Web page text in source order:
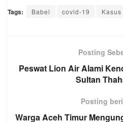
Tags: Babel covid-19
Posting
Peswat Lion Air Alami
Sultan
Posting
Warga Aceh Timur